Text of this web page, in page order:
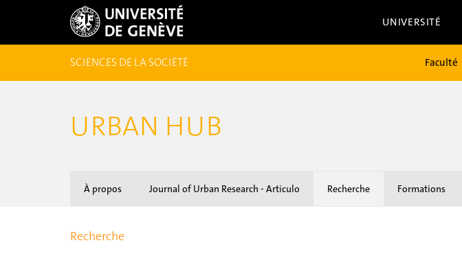
UNIVERSITÉ
SCIENCES DE LA SOCIÉTÉ Faculté
URBAN HUB
À propos Journal of Urban Research - Articulo Recherche Formations
Recherche